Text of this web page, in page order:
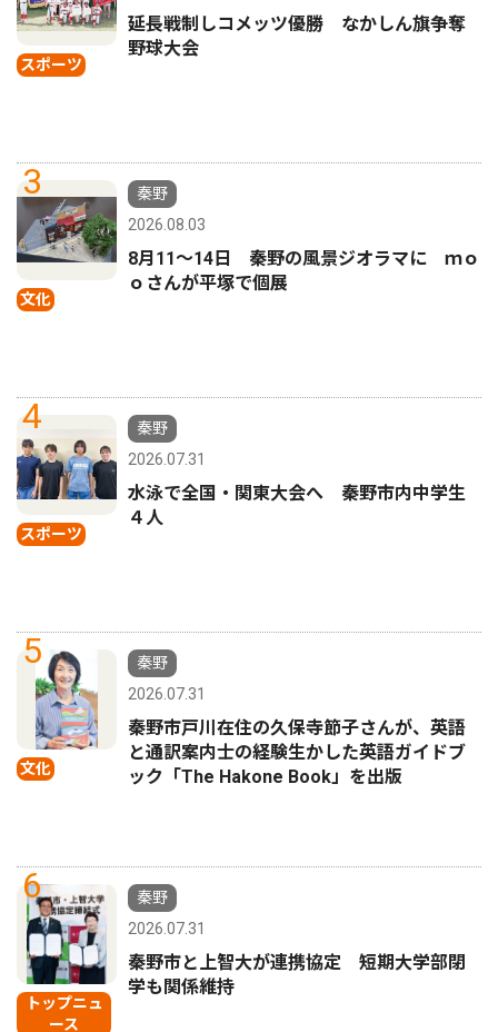
スポーツ
延長戦制しコメッツ優勝 なかしん旗争奪
野球大会
3
文化
秦野
2026.08.03
8月11〜14日 秦野の風景ジオラマに ｍｏ
ｏさんが平塚で個展
4
スポーツ
秦野
2026.07.31
水泳で全国・関東大会へ 秦野市内中学生
４人
5
文化
秦野
2026.07.31
秦野市戸川在住の久保寺節子さんが、英語
と通訳案内士の経験生かした英語ガイドブ
ック「The Hakone Book」を出版
6
トップニュ
ース
秦野
2026.07.31
秦野市と上智大が連携協定 短期大学部閉
学も関係維持